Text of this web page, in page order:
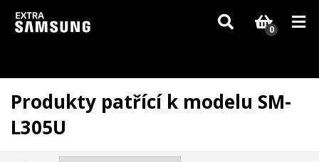
Vzhledem k aktuální situaci se může dodání dílů, které nejsou skladem,
zpozdit. Děkujeme za pochopení.
0
Produkty patřící k modelu SM-
L305U